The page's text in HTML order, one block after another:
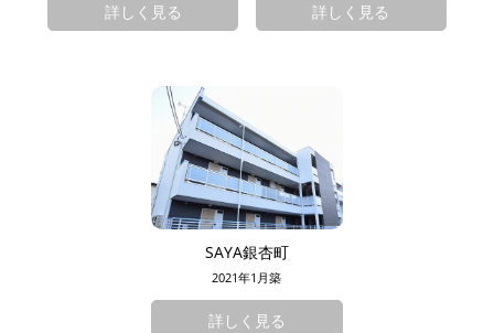
詳しく見る 詳しく見る
SAYA銀杏町
2021年1月築
詳しく見る